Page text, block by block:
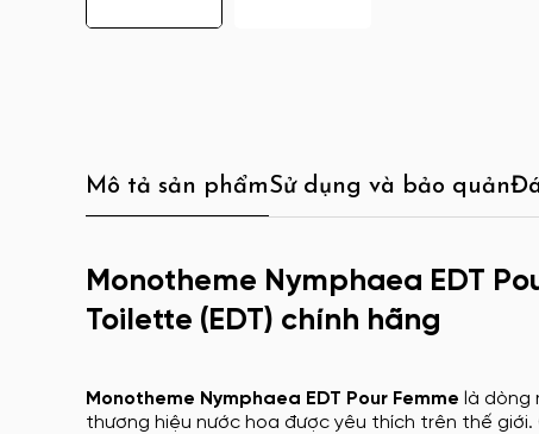
Mô tả sản phẩmSử dụng và bảo quản
Monotheme Nymphaea EDT
Toilette (EDT) chính hãng
Monotheme Nymphaea EDT Pour Femme là dòng
thương hiệu nước hoa được yêu thích trên thế